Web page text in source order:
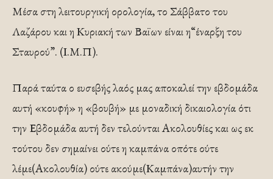
Μέσα στη λειτουργική ορολογία, το Σάββατο του
Λαζάρου και η Κυριακή των Βαϊων είναι η“έναρξη του
Σταυρού”. (Ι.Μ.Π).
Παρά ταύτα ο ευσεβής λαός μας αποκαλεί την εβδομάδα
αυτή «κουφή» η «βουβή» με μοναδική δικαιολογία ότι
την Εβδομάδα αυτή δεν τελούνται Ακολουθίες και ως εκ
τούτου δεν σημαίνει ούτε η καμπάνα οπότε ούτε
λέμε(Ακολουθία) ούτε ακούμε(Καμπάνα)αυτήν την